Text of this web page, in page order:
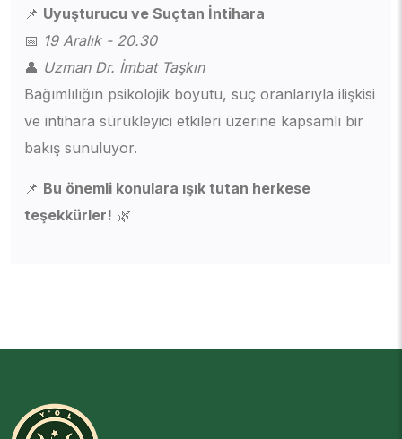
📌 Uyuşturucu ve Suçtan İntihara
📅 19 Aralık - 20.30
👤 Uzman Dr. İmbat Taşkın
Bağımlılığın psikolojik boyutu, suç oranlarıyla ilişkisi
ve intihara sürükleyici etkileri üzerine kapsamlı bir
bakış sunuluyor.
📌 Bu önemli konulara ışık tutan herkese
teşekkürler! 🌿